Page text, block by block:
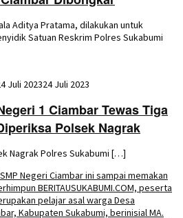
Aditya Pratama, dilakukan untuk
Satuan Reskrim Polres Sukabumi
Juli 202324 Juli 2023
1 Ciambar Tewas Tiga
Polsek Nagrak
Nagrak Polres Sukabumi […]